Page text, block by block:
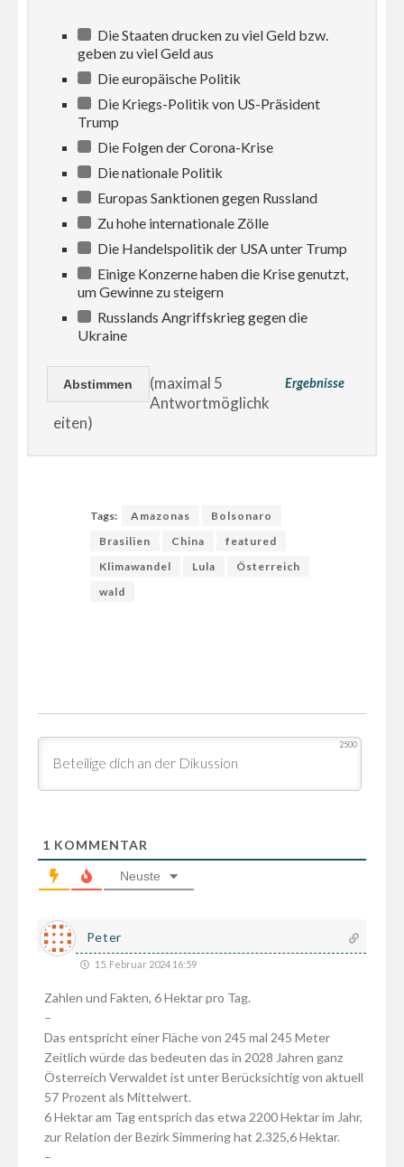
Die Staaten drucken zu viel Geld bzw.
geben zu viel Geld aus
Die europäische Politik
Die Kriegs-Politik von US-Präsident
Trump
Die Folgen der Corona-Krise
Die nationale Politik
Europas Sanktionen gegen Russland
Zu hohe internationale Zölle
Die Handelspolitik der USA unter Trump
Einige Konzerne haben die Krise genutzt,
um Gewinne zu steigern
Russlands Angriffskrieg gegen die
Ukraine
Ergebnisse
(maximal 5
Antwortmöglichk
eiten)
Tags: Amazonas
Bolsonaro
Brasilien
China
featured
Klimawandel
Lula
Österreich
wald
2500
1 KOMMENTAR
Neuste
Peter
15. Februar 2024 16:59
Zahlen und Fakten, 6 Hektar pro Tag.
–
Das entspricht einer Fläche von 245 mal 245 Meter
Zeitlich würde das bedeuten das in 2028 Jahren ganz
Österreich Verwaldet ist unter Berücksichtig von aktuell
57 Prozent als Mittelwert.
6 Hektar am Tag entsprich das etwa 2200 Hektar im Jahr,
zur Relation der Bezirk Simmering hat 2.325,6 Hektar.
–